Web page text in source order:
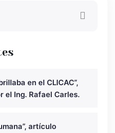
en el CLICAC”,
el Ing. Rafael Carles.
artículo